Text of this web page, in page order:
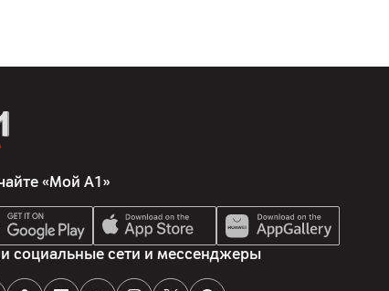
«Мой А1»
социальные сети и мессенджеры